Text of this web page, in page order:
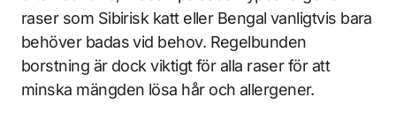
raser som Sibirisk katt eller Bengal vanligtvis bara
behöver badas vid behov. Regelbunden
borstning är dock viktigt för alla raser för att
minska mängden lösa hår och allergener.